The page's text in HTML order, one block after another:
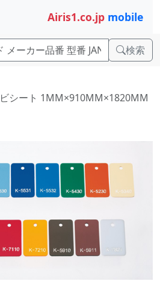
Airis1.co.jp mobile
検索
シート 1MM×910MM×1820MM